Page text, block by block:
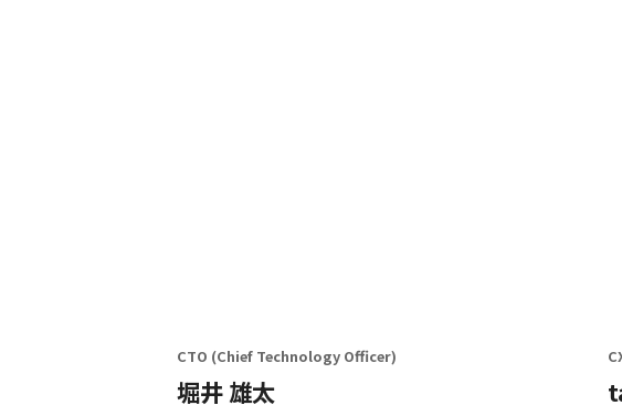
CTO (Chief Technology Officer)
堀井 雄太